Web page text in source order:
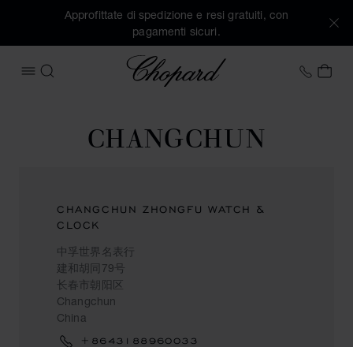
Approfittate di spedizione e resi gratuiti, con
pagamenti sicuri.
APRIRE IL MENU
CERCA
Chopard +41
IL
CHANGCHUN
CHANGCHUN ZHONGFU WATCH &
CLOCK
中孚世界名表行
建和胡同79号
长春市朝阳区
Changchun
China
+8643188960033